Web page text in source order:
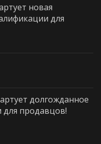
новая
для
долгожданное
продавцов!